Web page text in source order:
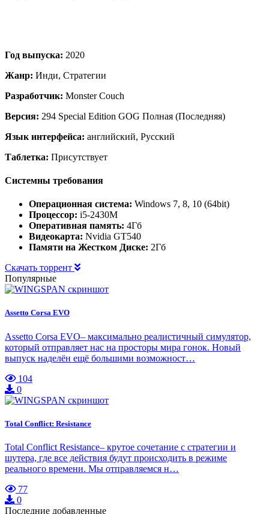
Год выпуска: 2020
Жанр: Инди, Стратегии
Разработчик: Monster Couch
Версия: 294 Special Edition GOG Полная (Последняя)
Язык интерфейса: английский, Русский
Таблетка: Присутствует
Системны требования
Операционная система: Windows 7, 8, 10 (64bit)
Процессор: i5-2430M
Оперативная память: 4Гб
Видеокарта: Nvidia GT540
Памяти на Жестком Диске: 2Гб
Скачать торрент
Популярные
Assetto Corsa EVO
Assetto Corsa EVO– максимально реалистичный симулятор,
который отправляет нас на просторы мира гонок. Новый
выпуск наделён ещё большими возможност…
104
0
Total Conflict: Resistance
Total Conflict Resistance– крутое сочетание с стратегии и
шутера, где все действия будут происходить в режиме
реального времени. Мы отправляемся н…
77
0
Последние добавленные